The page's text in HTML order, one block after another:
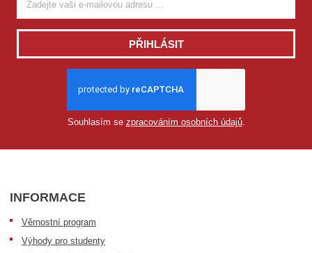
PŘIHLÁSIT
Souhlasím se zpracováním osobních údajů.
INFORMACE
Věrnostní program
Výhody pro studenty